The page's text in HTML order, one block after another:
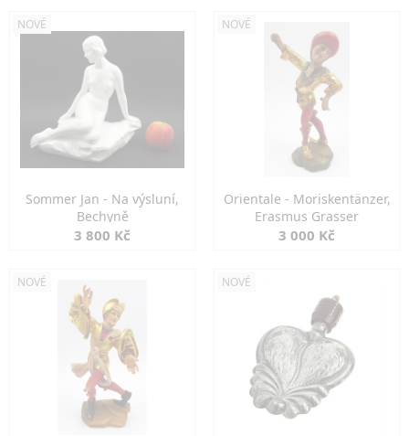
NOVÉ
Sommer Jan - Na výsluní,
Bechyně
3 800 Kč
NOVÉ
Orientale - Moriskentänzer,
Erasmus Grasser
3 000 Kč
NOVÉ NOVÉ